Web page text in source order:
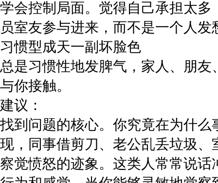
学会控制局面。觉得自己承担太
员室友参与进来，而不是一个人发
习惯型成天一副坏脸色
总是习惯性地发脾气，家人、朋
与你接触。
建议：
找到问题的核心。你究竟在为什
现，同事借剪刀、老公乱丢垃圾
察觉愤怒的迹象。这类人常常说